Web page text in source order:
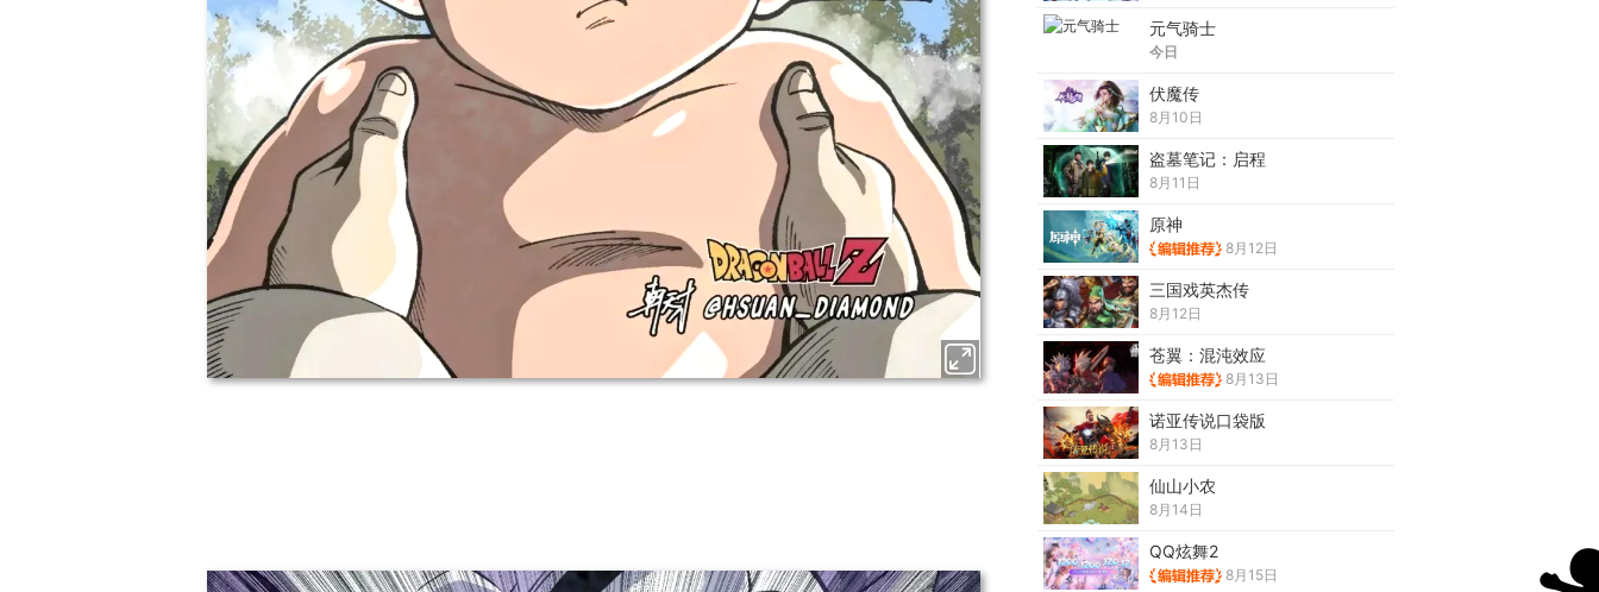
元气骑士
今日
伏魔传
8月10日
盗墓笔记：启程
8月11日
原神
8月12日
三国戏英杰传
8月12日
苍翼：混沌效应
8月13日
诺亚传说口袋版
8月13日
仙山小农
8月14日
QQ炫舞2
8月15日